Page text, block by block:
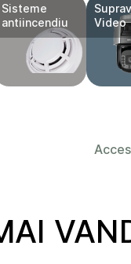
Sisteme
antiincendiu
Video